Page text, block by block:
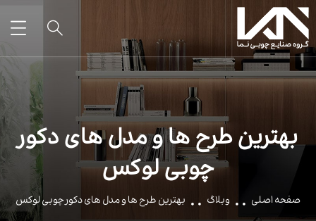
بهترین طرح ها و مدل های دکور
چوبی لوکس
صفحه اصلی وبلاگ بهترین طرح ها و مدل های دکور چوبی لوکس